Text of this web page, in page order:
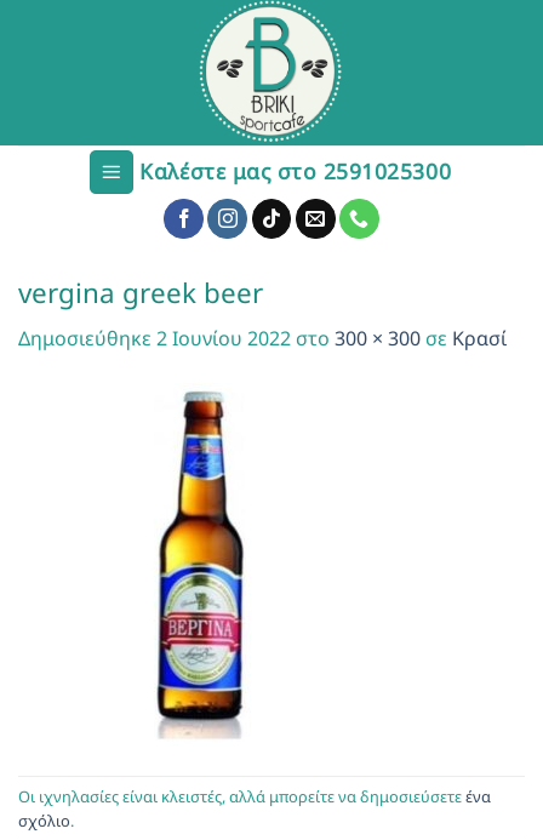
Καλέστε μας στο 2591025300
vergina greek beer
Δημοσιεύθηκε 2 Ιουνίου 2022 στο 300 × 300 σε Κρασί
Οι ιχνηλασίες είναι κλειστές, αλλά μπορείτε να δημοσιεύσετεένα
σχόλιο.